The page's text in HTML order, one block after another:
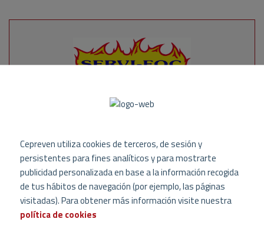
c/ Gran Bretanya 1, IGUALADA
08700 BARCELONA
Tlf.:938035229- Fax: 938036751
Email:info@tecnoseguretat.com
Web:www.tecnoseguretat.com
Cepreven utiliza cookies de terceros, de sesión y
persistentes para fines analíticos y para mostrarte
publicidad personalizada en base a la información recogida
de tus hábitos de navegación (por ejemplo, las páginas
visitadas). Para obtener más información visite nuestra
política de cookies